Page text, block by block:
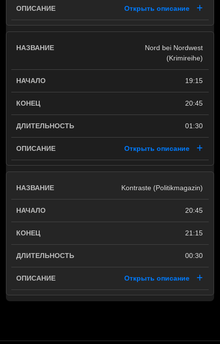
Открыть описание
Nord bei Nordwest
(Krimireihe)
19:15
20:45
01:30
Открыть описание
Kontraste (Politikmagazin)
20:45
21:15
00:30
Открыть описание